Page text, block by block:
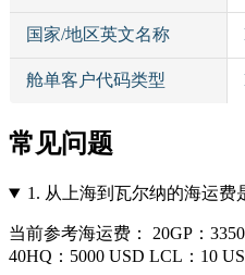
国家/地区英文名称
舱单客户代码类型
常见问题
1. 从上海到瓦尔纳的海运费
当前参考海运费： 20GP：
40HQ：5000 USD LCL：10